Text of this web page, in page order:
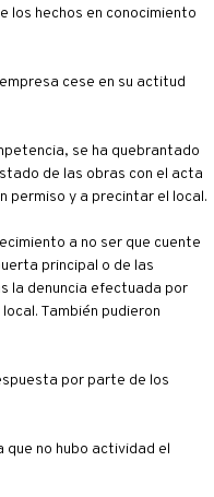
los hechos en conocimiento
cese en su actitud
se ha quebrantado
de las obras con el acta
permiso y a precintar el local.
a no ser que cuente
principal o de las
la denuncia efectuada por
También pudieron
por parte de los
no hubo actividad el